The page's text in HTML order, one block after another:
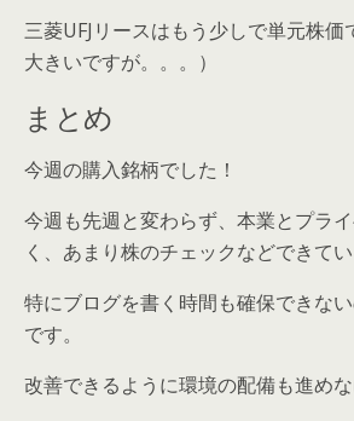
三菱UFJリースはもう少しで単元株価
大きいですが。。。）
まとめ
今週の購入銘柄でした！
今週も先週と変わらず、本業とプラ
く、あまり株のチェックなどできてい
特にブログを書く時間も確保できな
です。
改善できるように環境の配備も進めな